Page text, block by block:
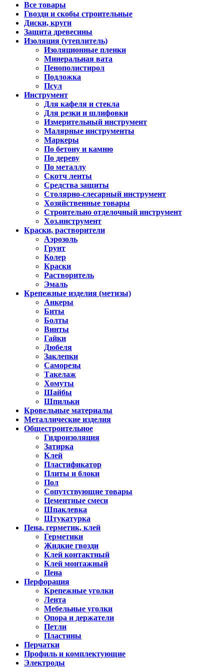
Все товары
Гвозди и скобы строительные
Диски, круги
Защита древесины
Изоляция (утеплитель)
Изоляционные пленки
Минеральная вата
Пенополистирол
Подложка
Псул
Инструмент
Для кафеля и стекла
Для резки и шлифовки
Измерительный инструмент
Малярные инструменты
Маркеры
По бетону и камню
По дереву
По металлу
Скотч ленты
Средства защиты
Столярно-слесарный инструмент
Хозяйственные товары
Строительно отделочный инструмент
Хоз.инструмент
Краски, растворители
Аэрозоль
Грунт
Колер
Краски
Растворитель
Эмаль
Крепежные изделия (метизы)
Анкеры
Биты
Болты
Винты
Гайки
Дюбеля
Заклепки
Саморезы
Такелаж
Хомуты
Шайбы
Шпильки
Кровельные материалы
Металлические изделия
Общестроительное
Гидроизоляция
Затирка
Клей
Пластификатор
Плиты и блоки
Пол
Сопутствующие товары
Цементные смеси
Шпаклевка
Штукатурка
Пена, герметик, клей
Герметики
Жидкие гвозди
Клей контактный
Клей монтажный
Пена
Перфорация
Крепежные уголки
Лента
Мебельные уголки
Опора и держатели
Петли
Пластины
Перчатки
Профиль и комплектующие
Электроды